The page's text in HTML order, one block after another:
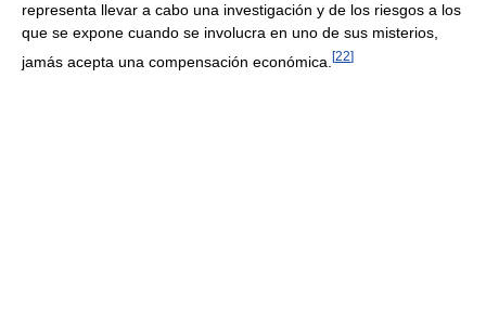
representa llevar a cabo una investigación y de los riesgos a los
que se expone cuando se involucra en uno de sus misterios,
jamás acepta una compensación económica. [22]